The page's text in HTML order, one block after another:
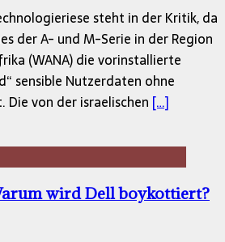
steht in der Kritik, da
der A- und M-Serie in der Region
(WANA) die vorinstallierte
sensible Nutzerdaten ohne
von der israelischen […]
wird Dell boykottiert?